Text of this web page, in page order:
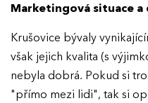
Marketingová situace a
Krušovice bývaly
však jejich kvalita (s
nebyla dobrá. Pokud si
"přímo mezi lidi", tak si